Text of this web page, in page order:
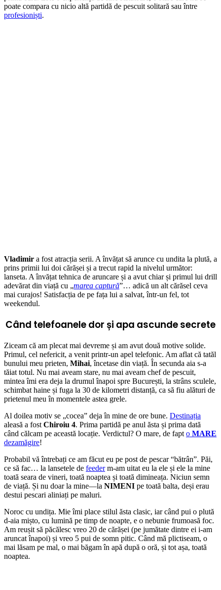
poate compara cu nicio altă partidă de pescuit solitară sau între
profesioniști.
Vladimir a fost atracția serii. A învățat să arunce cu undita la plută, a
prins primii lui doi cărășei și a trecut rapid la nivelul următor:
lanseta. A învățat tehnica de aruncare și a avut chiar și primul lui drill
adevărat din viață cu „marea captură”… adică un alt cărăsel ceva
mai curajos! Satisfacția de pe fața lui a salvat, într-un fel, tot
weekendul.
Când telefoanele dor și apa ascunde secrete
Ziceam că am plecat mai devreme și am avut două motive solide.
Primul, cel nefericit, a venit printr-un apel telefonic. Am aflat că tatăl
bunului meu prieten, Mihai, încetase din viață. În secunda aia s-a
tăiat totul. Nu mai aveam stare, nu mai aveam chef de pescuit,
mintea îmi era deja la drumul înapoi spre București, la strâns sculele,
schimbat haine și fuga la 30 de kilometri distanță, ca să fiu alături de
prietenul meu în momentele astea grele.
Al doilea motiv se „cocea” deja în mine de ore bune. Destinația
aleasă a fost Chiroiu 4. Prima partidă pe anul ăsta și prima dată
când călcam pe această locație. Verdictul? O mare, de fapt o MARE
dezamăgire!
Probabil vă întrebați ce am făcut eu pe post de pescar “bătrân”. Păi,
ce să fac… la lansetele de feederm-am uitat eu la ele și ele la mine
toată seara de vineri, toată noaptea și toată dimineața. Niciun semn
de viață. Și nu doar la mine—la NIMENI pe toată balta, deși erau
destui pescari aliniați pe maluri.
Noroc cu undița. Mie îmi place stilul ăsta clasic, iar când pui o plută
d-aia mișto, cu lumină pe timp de noapte, e o nebunie frumoasă foc.
Am reușit să păcălesc vreo 20 de cărășei (pe jumătate dintre ei i-am
aruncat înapoi) și vreo 5 pui de somn pitic. Când mă plictiseam, o
mai lăsam pe mal, o mai băgam în apă după o oră, și tot așa, toată
noaptea.